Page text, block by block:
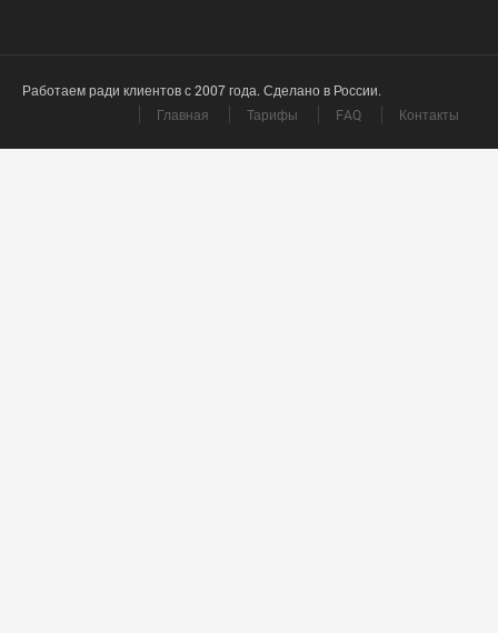
Работаем ради клиентов с 2007 года. Сделано в России.
Главная
Тарифы FAQ Контакты